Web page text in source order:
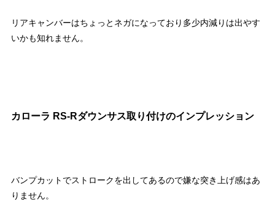
リアキャンバーはちょっとネガになっており多少内減りは出やす
いかも知れません。
カローラ RS-Rダウンサス取り付けのインプレッション
バンプカットでストロークを出してあるので嫌な突き上げ感はあ
りません。